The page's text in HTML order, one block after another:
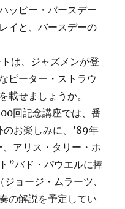
ッピー・バースデー
イと、バースデーの
は、ジャズメンが登
ピーター・ストラウ
載せましょうか。
回記念講座では、番
のお楽しみに、’89年
アリス・タリー・ホ
”バド・パウエルに捧
ョージ・ムラーツ、
の解説を予定してい